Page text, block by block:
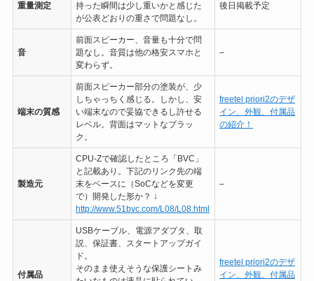
重量測定
持った瞬間は少し重いかと感じた
が公表どおりの重さで問題なし。
後日掲載予定
音
前面スピーカー、音量も十分で問
題なし。音質は他の格安スマホと
変わらず。
–
端末の質感
前面スピーカー部分の塗装が、少
しちゃっちく感じる。しかし、安
い端末なので妥協できるし許せる
レベル。背面はマットなブラッ
ク。
freetel priori2のデザ
イン、外観、付属品
の紹介！
製造元
CPU-Zで確認したところ「BVC」
と記載あり。下記のリンク先の端
末をベースに（SoCなどを変更
で）開発した形か？ ↓
http://www.51bvc.com/L08/L08.html
–
付属品
USBケーブル、電源アダプタ、取
説、保証書、スタートアップガイ
ド。
そのまま使えそうな保護シートみ
freetel priori2のデザ
イン、外観、付属品